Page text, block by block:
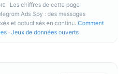
Les chiffres de cette page
Ads Spy : des messages
et actualisés en continu. Comment
· Jeux de données ouverts